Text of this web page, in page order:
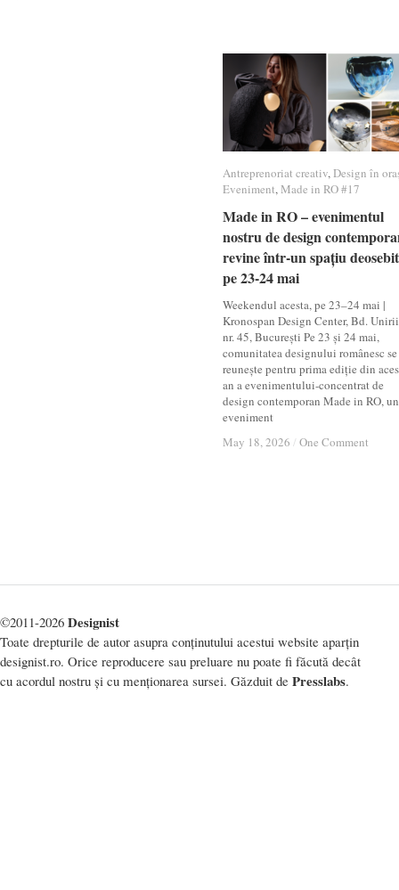
Antreprenoriat creativ,Design în
Eveniment,Made in RO #17
Made in RO – evenimentul
nostru de design
revine într-un spațiu
pe 23-24 mai
Weekendul acesta, pe 23–24 mai |
Kronospan Design Center, Bd. Unirii
nr. 45, București Pe 23 și 24 mai,
comunitatea designului românesc se
reunește pentru prima ediție din
an a evenimentului-concentrat de
design contemporan Made in RO, un
eveniment
May 18, 2026 / One Comment
Antreprenoriat creativ Design în
Eveniment Made in RO #17
Made in RO – evenimentul
nostru de design
revine într-un spațiu
pe 23-24 mai
May 18, 2026 / One Comment
©2011-2026 Designist
Toate drepturile de autor asupra conținutului acestui website aparțin
designist.ro. Orice reproducere sau preluare nu poate fi făcută decât
cu acordul nostru și cu menționarea sursei. Găzduit de Presslabs.